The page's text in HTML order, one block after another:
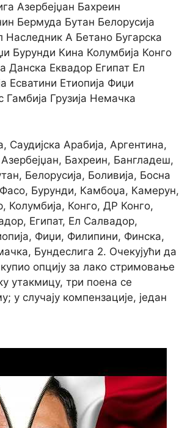
Азербејџан Бахреин
Бермуда Бутан Белорусија
Наследник А Бетано Бугарска
Бурунди Кина Колумбија Конго
Данска Еквадор Египат Ел
Есватини Етиопија Фиџи
Грузија Немачка
Арабија, Аргентина,
Бахреин, Бангладеш,
Белорусија, Боливија, Босна
Бурунди, Камбоџа, Камерун,
Колумбија, Конго, ДР Конго,
Египат, Ел Салвадор,
Фиџи, Филипини, Финска,
Бундеслига 2. Очекујући да
купио опцију за лако стримовање
утакмицу, три поена се
у случају компензације, један